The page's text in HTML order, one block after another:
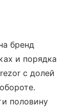
бренд
и порядка
с долей
половину